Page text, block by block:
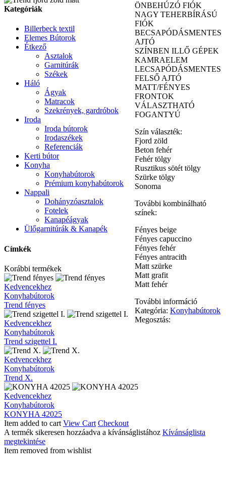
ÖNBEHÚZÓ FIÓK
NAGY TEHERBÍRÁSÚ
FIÓK
BECSAPÓDÁSMENTES
AJTÓ
SZÍNBEN ILLŐ GÉPEK
KAMRAELEM
LECSAPÓDÁSMENTES
FELSŐ AJTÓ
MATT/FÉNYES
FRONTOK
VÁLASZTHATÓ
FOGANTYÚ
Szín választék:
Fjord zöld
Beton fehér
Fehér tölgy
Rusztikus sötét tölgy
Szürke tölgy
Sonoma
További kombinálható
színek:
Fényes beige
Fényes capuccino
Fényes fehér
Fényes antracith
Matt szürke
Matt grafit
Matt fehér
További információ
Kategória:Konyhabútorok
Megosztás:
Kategóriák
Billerbeck textil
Elemes Bútorok
Étkező
Asztalok
Garnitúrák
Székek
Háló
Ágyak
Matracok
Szekrények, gardróbok
Iroda
Iroda bútorok
Irodaszékek
Referenciák
Kerti bútor
Konyha
Konyhabútorok
Prémium konyhabútorok
Nappali
Dohányzóasztalok
Fotelek
Kanapéágyak
Ülőgarnitúrák & Kanapék
Címkék
Korábbi termékek
Trend
fényes
Kedvencekhez
Konyhabútorok
Trend fényes
Trend
szigettel
I.
Kedvencekhez
Konyhabútorok
Trend szigettel I.
Trend
X.
Kedvencekhez
Konyhabútorok
Trend X.
KONYHA
42025
Kedvencekhez
Konyhabútorok
KONYHA 42025
Item added to cart View Cart Checkout
A termék sikeresen hozzáadva a kívánságlistához Kívánságlista
megtekintése
Item removed from wishlist